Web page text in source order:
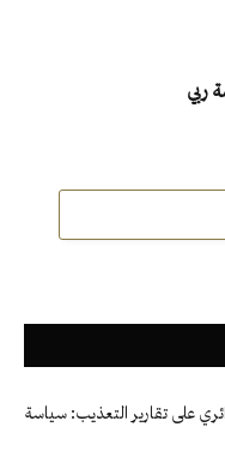
ربي
على تقارير التعذيب: سياسة